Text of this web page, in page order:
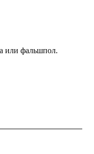
или фальшпол.